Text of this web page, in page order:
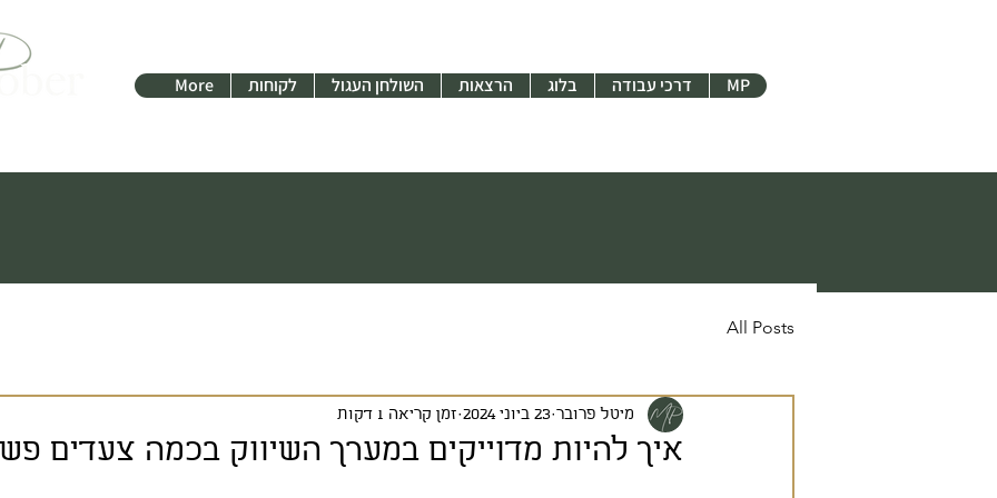
MP דרכי עבודה בלוג הרצאות השולחן העגול לקוחות More
All Posts
איך להיות מדוייקים במערך השיווק בכמה צעדים
מיטל פרובר 23 ביוני 2024 זמן קריאה 1 דקות